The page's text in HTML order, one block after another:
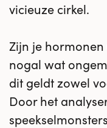
vicieuze cirkel.
Zijn je
nogal wat
dit geldt zowel
Door het